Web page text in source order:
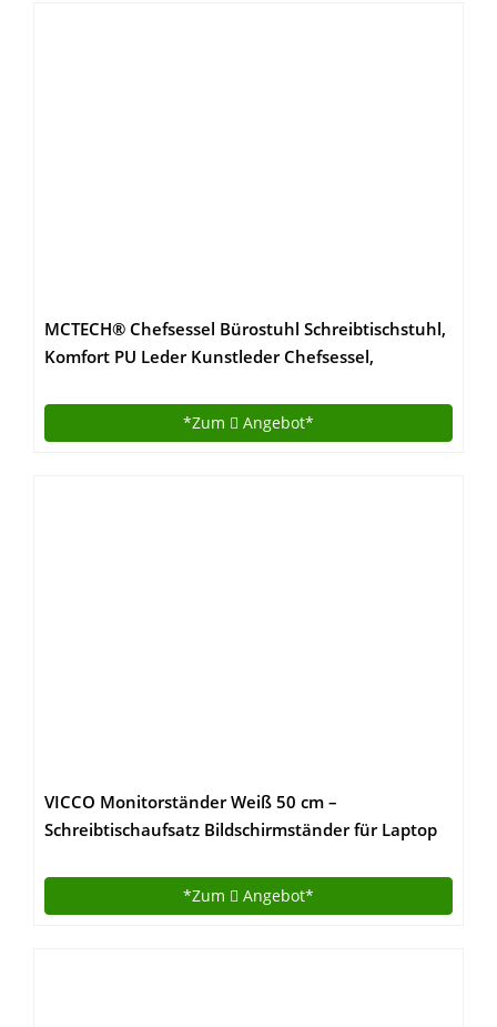
MCTECH® Chefsessel Bürostuhl Schreibtischstuhl,
Komfort PU Leder Kunstleder Chefsessel,
Wippfunktion und Höhenverstellbar (Type A,
Schwarz-Orange)
*Zum Angebot*
VICCO Monitorständer Weiß 50 cm –
Schreibtischaufsatz Bildschirmständer für Laptop
*Zum Angebot*